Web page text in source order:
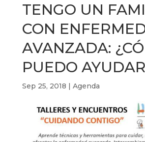
TENGO UN
CON
AVANZADA:
PUEDO
Sep 25, 2018 | Agenda